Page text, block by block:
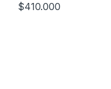
$410.000